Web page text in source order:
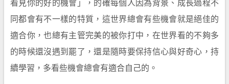
看見你的好的機會」，的確每個人因為背景、成長過程不
同都會有不一樣的特質，這世界總會有些機會就是絕佳的
適合你，也總有主管完美的被你打中，在世界看的不夠多
的時候還沒遇到罷了，還是隨時要保持信心與好奇心，持
續學習，多看些機會總會有適合自己的。